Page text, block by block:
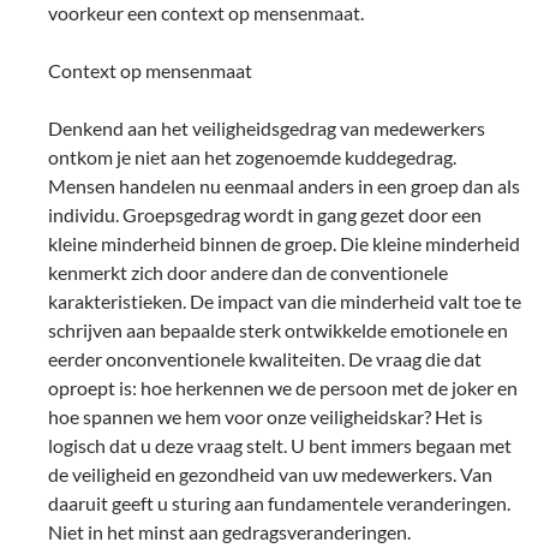
voorkeur een context op mensenmaat.
Context op mensenmaat
Denkend aan het veiligheidsgedrag van medewerkers
ontkom je niet aan het zogenoemde kuddegedrag.
Mensen handelen nu eenmaal anders in een groep dan als
individu. Groepsgedrag wordt in gang gezet door een
kleine minderheid binnen de groep. Die kleine minderheid
kenmerkt zich door andere dan de conventionele
karakteristieken. De impact van die minderheid valt toe te
schrijven aan bepaalde sterk ontwikkelde emotionele en
eerder onconventionele kwaliteiten. De vraag die dat
oproept is: hoe herkennen we de persoon met de joker en
hoe spannen we hem voor onze veiligheidskar? Het is
logisch dat u deze vraag stelt. U bent immers begaan met
de veiligheid en gezondheid van uw medewerkers. Van
daaruit geeft u sturing aan fundamentele veranderingen.
Niet in het minst aan gedragsveranderingen.